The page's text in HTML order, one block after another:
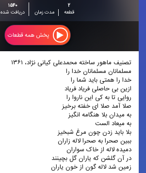
۲
قطعه
مدت زمان
۱۵۴۰
دریافت شده
پخش همه قطعات
تصنیف ماهور ساخته محمدعلی کیانی‌ نژاد، ۱۳۶۱
مسلمانان مسلمانان خدا را
خدا را همتی باید شما را
ازین بی حاصلی فریاد فریاد
روایی تا به کی این ناروا را
صلا آمد صلا ای خفته برخیز
به میدان بلا هنگامه انگیز
به میعاد الست
بلا باید زدن چون مرغ شبخیز
ببین صحرا به صحرا لاله زاران
دمیده لاله از خاک سواران
در آن گلشن که یاران گل بچینند
زمین شد لاله گون از خون یاران